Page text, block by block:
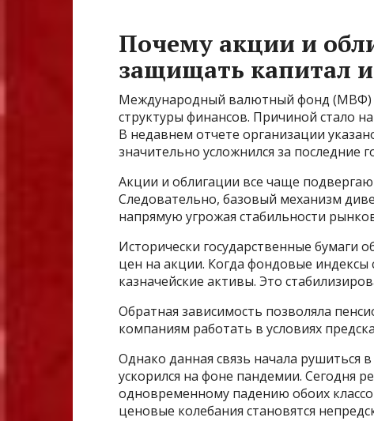
Почему акции и
защищать капитал
Международный валютный фонд (МВФ)
структуры финансов. Причиной стало
В недавнем отчете организации
значительно усложнился за последние
Акции и облигации все чаще
Следовательно, базовый механизм
напрямую угрожая стабильности
Исторически государственные бумаги
цен на акции. Когда фондовые
казначейские активы. Это
Обратная зависимость позволяла
компаниям работать в условиях
Однако данная связь начала рушиться
ускорился на фоне пандемии. Сегодня
одновременному падению обоих
ценовые колебания становятся